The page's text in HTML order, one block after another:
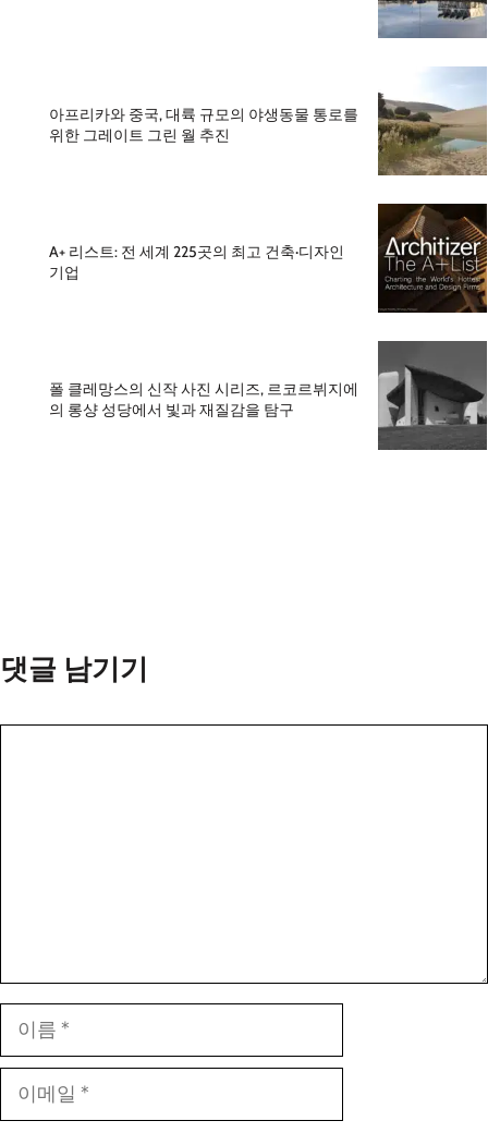
아프리카와 중국, 대륙 규모의 야생동물 통로를
위한 그레이트 그린 월 추진
A+ 리스트: 전 세계 225곳의 최고 건축·디자인
기업
폴 클레망스의 신작 사진 시리즈, 르코르뷔지에
의 롱샹 성당에서 빛과 재질감을 탐구
댓글 남기기